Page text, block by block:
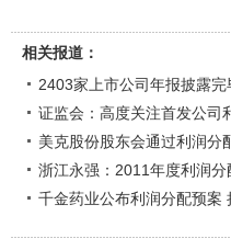
相关报道：
2403家上市公司年报披露
证监会：高度关注首发公司
美克股份股东会通过利润分
浙江永强：2011年度利润分
千金药业公布利润分配预案